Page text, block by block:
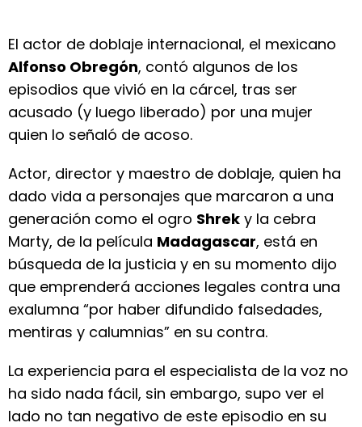
El actor de doblaje internacional, el mexicano
Alfonso Obregón, contó algunos de los
episodios que vivió en la cárcel, tras ser
acusado (y luego liberado) por una mujer
quien lo señaló de acoso.
Actor, director y maestro de doblaje, quien ha
dado vida a personajes que marcaron a una
generación como el ogro Shrek y la cebra
Marty, de la película Madagascar, está en
búsqueda de la justicia y en su momento dijo
que emprenderá acciones legales contra una
exalumna “por haber difundido falsedades,
mentiras y calumnias” en su contra.
La experiencia para el especialista de la voz no
ha sido nada fácil, sin embargo, supo ver el
lado no tan negativo de este episodio en su